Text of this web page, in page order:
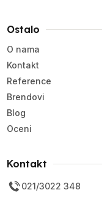
Ostalo
O nama
Kontakt
Reference
Brendovi
Blog
Oceni
Kontakt
021/3022 348